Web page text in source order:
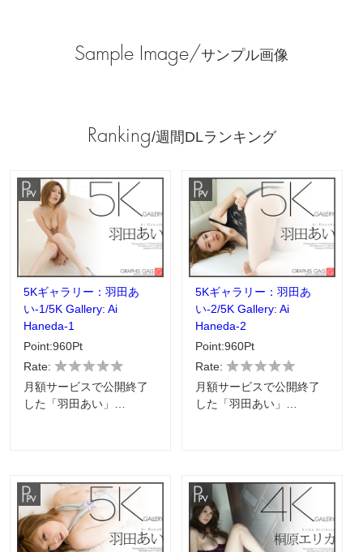
Sample Image/サンプル画像
Ranking/週間DLランキング
5Kギャラリー：羽田あ
い-1/5K Gallery: Ai
Haneda-1
Point:960Pt
Rate:
月額サービスで公開終了
した「羽田あい」…
5Kギャラリー：羽田あ
い-2/5K Gallery: Ai
Haneda-2
Point:960Pt
Rate:
月額サービスで公開終了
した「羽田あい」…